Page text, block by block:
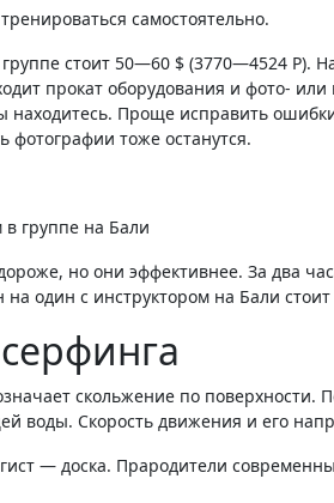
самостоятельно.
стоит 50⁠—⁠60 $⁣ (3770⁠—⁠4524 Р).
прокат оборудования и фото-
находитесь. Проще исправить
фотографии тоже останутся.
в группе на Бали
но они эффективнее. За два
один с инструктором на Бали стоит
скольжение по
воды. Скорость движения и его
— доска. Прародители